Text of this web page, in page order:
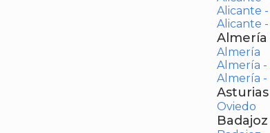
Alicante
Alicante
Almería
Almería
Almería
Almería -
Asturias
Oviedo
Badajoz